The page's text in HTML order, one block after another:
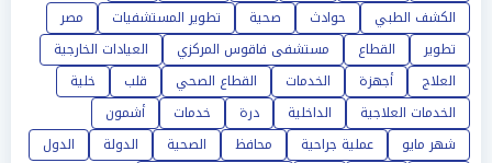
الكشف الطبي
حوادث صحية تطوير المستشفيات
مصر
تطوير
القطاع مستشفى فاقوس المركزي
العيادات الخارجية
العلاج
أجهزة الخدمات القطاع الصحي قلب
خلية
الخدمات العلاجية
الداخلية درة خدمات
أشمون
شهر مايو
عملية جراحية محافظ الصحية الدولة
الدول